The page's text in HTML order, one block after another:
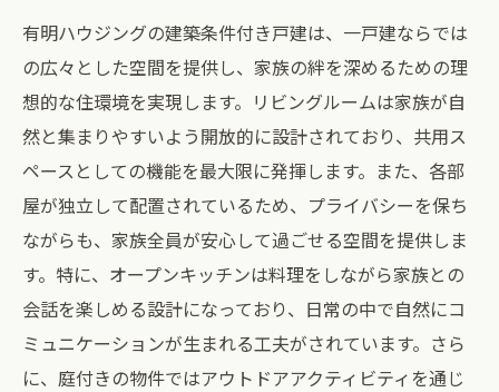
有明ハウジングの建築条件付き戸建は、一戸建ならでは
の広々とした空間を提供し、家族の絆を深めるための理
想的な住環境を実現します。リビングルームは家族が自
然と集まりやすいよう開放的に設計されており、共用ス
ペースとしての機能を最大限に発揮します。また、各部
屋が独立して配置されているため、プライバシーを保ち
ながらも、家族全員が安心して過ごせる空間を提供しま
す。特に、オープンキッチンは料理をしながら家族との
会話を楽しめる設計になっており、日常の中で自然にコ
ミュニケーションが生まれる工夫がされています。さら
に、庭付きの物件ではアウトドアアクティビティを通じ